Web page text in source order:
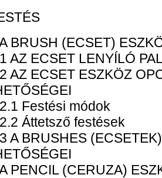
BRUSH (ECSET)
AZ ECSET LENYÍLÓ
AZ ECSET ESZKÖZ
Festési módok
Áttetsző festések
A BRUSHES
PENCIL (CERUZA)